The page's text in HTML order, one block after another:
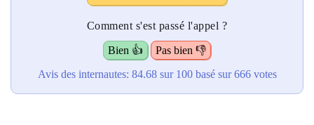
Comment s'est passé l'appel ?
Bien 👍
Pas bien 👎
Avis des internautes: 84.68sur 100basé sur666votes